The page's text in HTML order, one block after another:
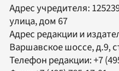
Адрес учредителя:
улица, дом 67
Адрес редакции и
Варшавское шоссе, д.9,
Телефон редакции:+7